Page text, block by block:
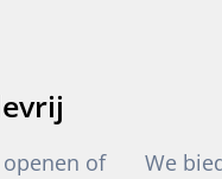
of
We